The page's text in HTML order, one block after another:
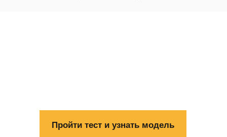
Пройти тест и узнать модель